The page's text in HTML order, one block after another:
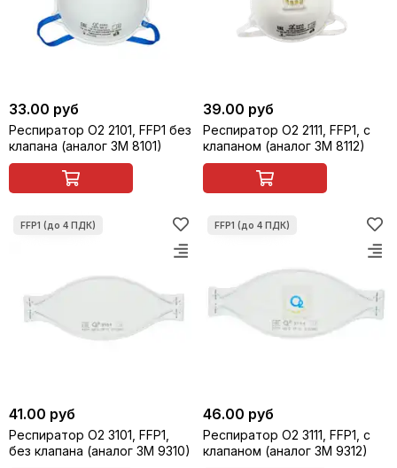
33.00 руб
Респиратор О2 2101, FFP1 без
клапана (аналог 3M 8101)
39.00 руб
Респиратор О2 2111, FFP1, с
клапаном (аналог 3M 8112)
41.00 руб
Респиратор О2 3101, FFP1,
без клапана (аналог 3M 9310)
46.00 руб
Респиратор О2 3111, FFP1, c
клапаном (аналог 3M 9312)